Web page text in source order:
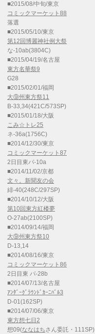
■2015/08/中旬/東京
コミックマーケット88
落選
■2015/05/10/東京
第12回博麗神社例大祭
な-10ab(3804C)
■2015/04/19/名古屋
東方名華祭9
G28
■2015/02/01/福岡
大⑨州東方祭11
B-33,34(421C/573SP)
■2015/01/18/大阪
こみ☆トレ25
ネ-36a(1756C)
■2014/12/30/東京
コミックマーケット87
2日目東パ-10a
■2014/11/02/京都
文々。新聞友の会
緋-40(248C/297SP)
■2014/10/12/大阪
第10回東方紅楼夢
O-27ab(2100SP)
■2014/09/14/福岡
大⑨州東方祭10
D-13,14
■2014/08/16/東京
コミックマーケット86
2日目東 パ-28b
■2014/07/13/名古屋
ｱﾝﾀﾞｰｸﾞﾗｳﾝﾄﾞｶｰﾆﾊﾞﾙ3
D-01(162SP)
■2014/07/06/東京
東方想七日2
想09(ななはちさん委託・111SP)